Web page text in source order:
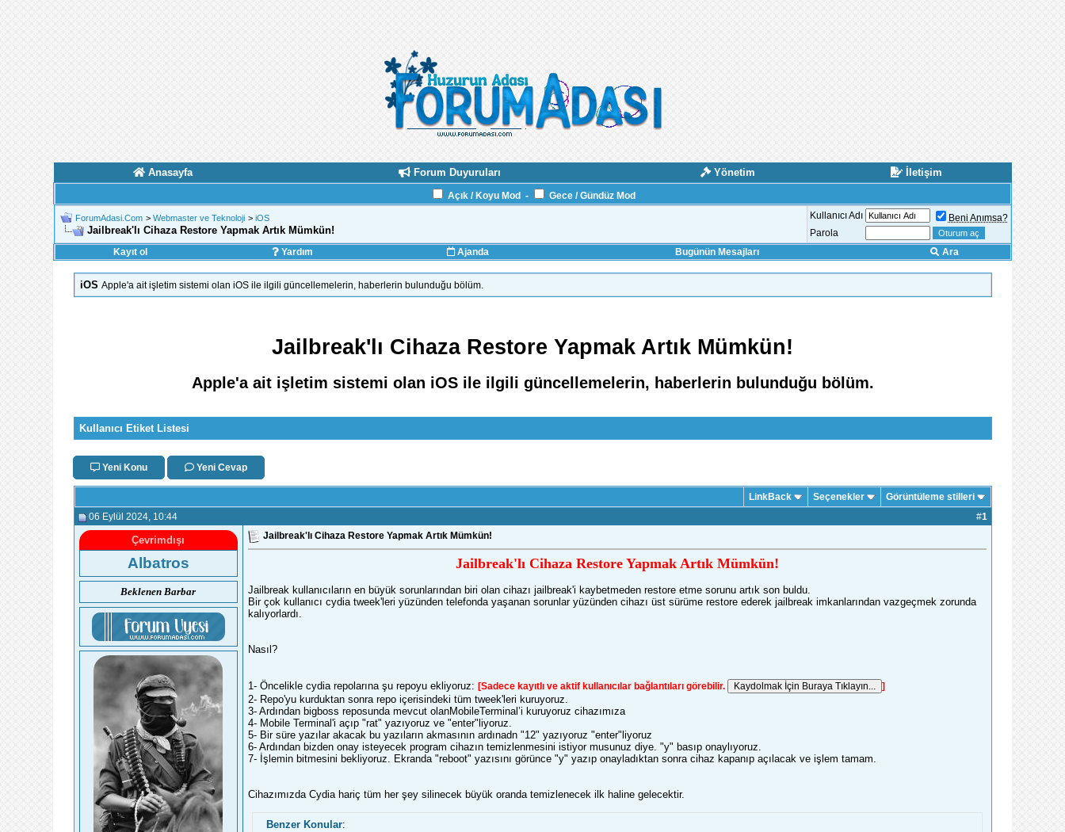
Anasayfa Forum Duyuruları Yönetim İletişim
Açık / Koyu Mod - Gece / Gündüz Mod
ForumAdasi.Com > Webmaster ve Teknoloji > iOS
Jailbreak'lı Cihaza Restore Yapmak Artık Mümkün!
Kullanıcı Adı
Beni Anımsa?
Parola
Kayıt ol
Yardım Ajanda Bugünün Mesajları Ara
iOS Apple'a ait işletim sistemi olan iOS ile ilgili güncellemelerin, haberlerin bulunduğu bölüm.
Jailbreak'lı Cihaza Restore Yapmak Artık Mümkün!
Apple'a ait işletim sistemi olan iOS ile ilgili güncellemelerin, haberlerin bulunduğu bölüm.
Kullanıcı Etiket Listesi
Yeni Konu Yeni Cevap
LinkBack Seçenekler Görüntüleme stilleri
06 Eylül 2024, 10:44 #1
Çevrimdışı
Albatros
Beklenen Barbar
Jailbreak'lı Cihaza Restore Yapmak Artık Mümkün!
Jailbreak'lı Cihaza Restore Yapmak Artık Mümkün!
Jailbreak kullanıcıların en büyük sorunlarından biri olan cihazı jailbreak'i kaybetmeden restore etme sorunu artık son buldu.
Bir çok kullanıcı cydia tweek'leri yüzünden telefonda yaşanan sorunlar yüzünden cihazı üst sürüme restore ederek jailbreak imkanlarından vazgeçmek zorunda
kalıyorlardı.
Nasıl?
1- Öncelikle cydia repolarına şu repoyu ekliyoruz: [Sadece kayıtlı ve aktif kullanıcılar bağlantıları görebilir. ]
2- Repo'yu kurduktan sonra repo içerisindeki tüm tweek'leri kuruyoruz.
3- Ardından bigboss reposunda mevcut olanMobileTerminal’i kuruyoruz cihazımıza
4- Mobile Terminal'i açıp "rat" yazıyoruz ve "enter"liyoruz.
5- Bir süre yazılar akacak bu yazıların akmasının ardınadn "12" yazıyoruz "enter"liyoruz
6- Ardından bizden onay isteyecek program cihazın temizlenmesini istiyor musunuz diye. "y" basıp onaylıyoruz.
7- İşlemin bitmesini bekliyoruz. Ekranda "reboot" yazısını görünce "y" yazıp onayladıktan sonra cihaz kapanıp açılacak ve işlem tamam.
Cihazımızda Cydia hariç tüm her şey silinecek büyük oranda temizlenecek ilk haline gelecektir.
Benzer Konular: